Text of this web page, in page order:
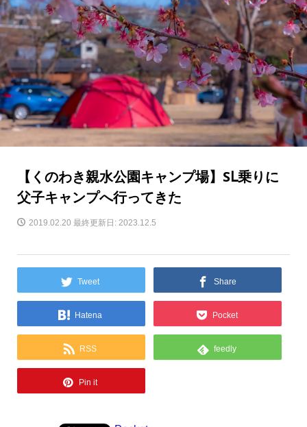
【くのわき親水公園キャンプ場】SⅬ乗りに
父子キャンプへ行ってきた
2019.02.20 最終更新日: 2023.12.5
Tweet Share
Hatena Pocket
RSS feedly
Pin it